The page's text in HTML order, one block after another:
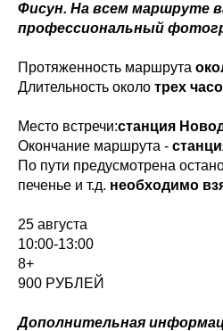
Фисун. На всем маршруте
профессиональный
Протяженность маршрута
Длительность около трех
Место встречи:станция
Окончание маршрута -
По пути предусмотрена
печенье и т.д. необходимо
25 августа
10:00-13:00
8+
900 РУБЛЕЙ
Дополнительная